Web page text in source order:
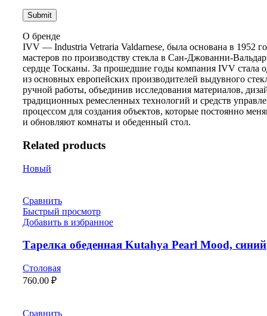
О бренде
IVV — Industria Vetraria Valdarnese, была основана в 1952
мастеров по производству стекла в Сан-Джованни-
сердце Тосканы. За прошедшие годы компания IVV стала
из основных европейских производителей выдувного
ручной работы, объединив исследования материалов,
традиционных ремесленных технологий и средств
процессом для создания объектов, которые постоянно
и обновляют комнаты и обеденный стол.
Related products
Новый
Сравнить
Быстрый просмотр
Добавить в избранное
Тарелка обеденная Kutahya Pearl Mood, синий
Столовая
760.00 ₽
Сравнить